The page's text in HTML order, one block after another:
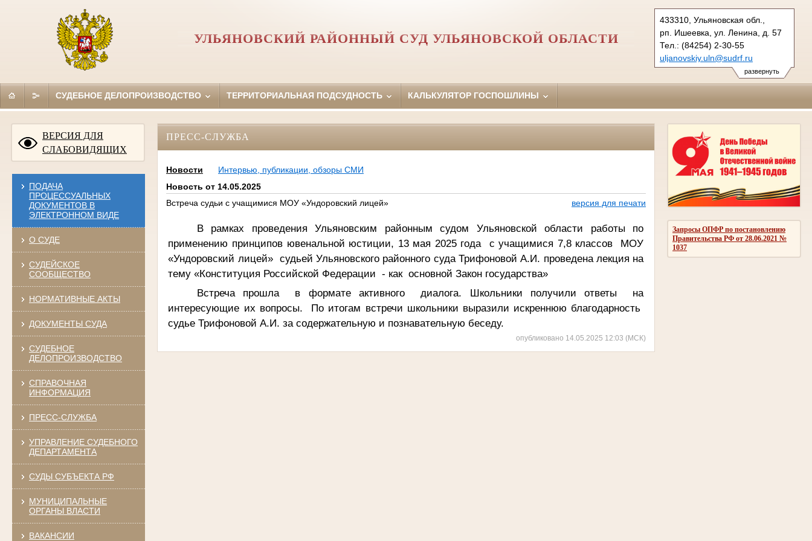
развернуть
433310, Ульяновская обл.,
рп. Ишеевка, ул. Ленина, д. 57
Тел.: (84254) 2-30-55
uljanovskiy.uln@sudrf.ru
УЛЬЯНОВСКИЙ РАЙОННЫЙ СУД УЛЬЯНОВСКОЙ ОБЛАСТИ
СУДЕБНОЕ ДЕЛОПРОИЗВОДСТВО ТЕРРИТОРИАЛЬНАЯ ПОДСУДНОСТЬ КАЛЬКУЛЯТОР ГОСПОШЛИНЫ
ВЕРСИЯ ДЛЯ
СЛАБОВИДЯЩИХ
ПОДАЧА
ПРОЦЕССУАЛЬНЫХ
ДОКУМЕНТОВ В
ЭЛЕКТРОННОМ ВИДЕ
О СУДЕ
СУДЕЙСКОЕ
СООБЩЕСТВО
НОРМАТИВНЫЕ АКТЫ
ДОКУМЕНТЫ СУДА
СУДЕБНОЕ
ДЕЛОПРОИЗВОДСТВО
СПРАВОЧНАЯ
ИНФОРМАЦИЯ
ПРЕСС-СЛУЖБА
УПРАВЛЕНИЕ СУДЕБНОГО
ДЕПАРТАМЕНТА
СУДЫ СУБЪЕКТА РФ
МУНИЦИПАЛЬНЫЕ
ОРГАНЫ ВЛАСТИ
ВАКАНСИИ
Запросы ОПФР по постановлению
Правительства РФ от 28.06.2021 №
1037
ПРЕСС-СЛУЖБА
Новости
Интервью, публикации, обзоры СМИ
Новость от 14.05.2025
Встреча судьи с учащимися МОУ «Ундоровский лицей»
версия для печати
В рамках проведения Ульяновским районным судом Ульяновской области работы по
применению принципов ювенальной юстиции, 13 мая 2025 года с учащимися 7,8 классов МОУ
«Ундоровский лицей» судьей Ульяновского районного суда Трифоновой А.И. проведена лекция на
тему «Конституция Российской Федерации - как основной Закон государства»
Встреча прошла в формате активного диалога. Школьники получили ответы на
интересующие их вопросы. По итогам встречи школьники выразили искреннюю благодарность
судье Трифоновой А.И. за содержательную и познавательную беседу.
опубликовано 14.05.2025 12:03 (МСК)